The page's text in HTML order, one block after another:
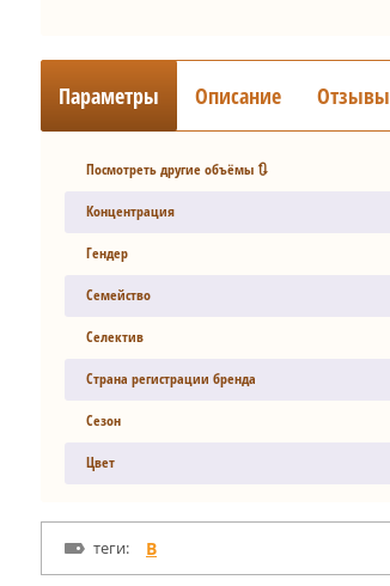
Параметры Описание Отзывы
Посмотреть другие объёмы 🔃
Концентрация
Гендер
Семейство
Селектив
Страна регистрации бренда
Сезон
Цвет
теги: B